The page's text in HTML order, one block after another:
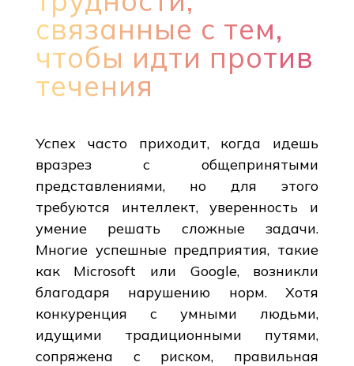
связанные с тем,
чтобы идти против
течения
Успех часто приходит, когда идешь
вразрез с общепринятыми
представлениями, но для этого
требуются интеллект, уверенность и
умение решать сложные задачи.
Многие успешные предприятия, такие
как Microsoft или Google, возникли
благодаря нарушению норм. Хотя
конкуренция с умными людьми,
идущими традиционными путями,
сопряжена с риском, правильная